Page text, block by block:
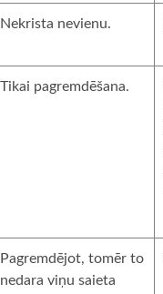
Nekrista nevienu.
Tikai pagremdēšana.
Pagremdējot, tomēr to
nedara viņu saieta